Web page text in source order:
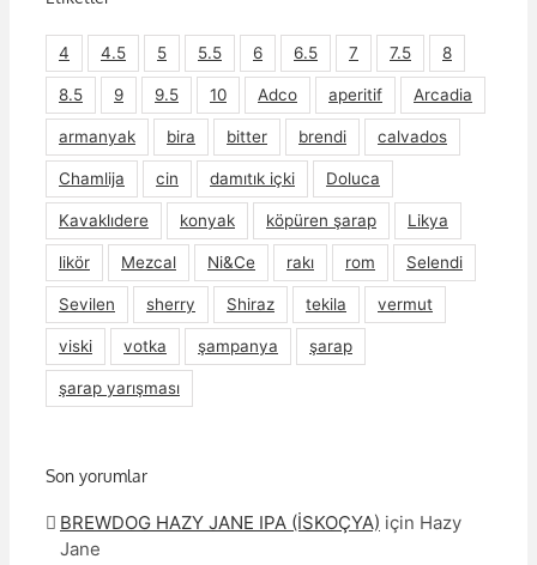
4 4.5 5 5.5 6 6.5 7 7.5 8
8.5 9 9.5 10 Adco aperitif Arcadia
armanyak bira bitter brendi calvados
Chamlija cin damıtık içki Doluca
Kavaklıdere konyak köpüren şarap Likya
likör Mezcal Ni&Ce rakı rom Selendi
Sevilen sherry Shiraz tekila vermut
viski votka şampanya şarap
şarap yarışması
Son yorumlar
BREWDOG HAZY JANE IPA (İSKOÇYA) için Hazy
Jane